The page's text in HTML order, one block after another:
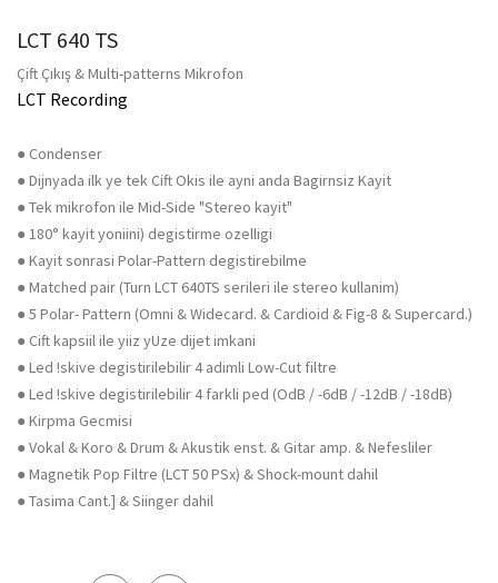
LCT 640 TS
Çift Çıkış & Multi-patterns Mikrofon
LCT Recording
● Condenser
● Dijnyada ilk ye tek Cift Okis ile ayni anda Bagirnsiz Kayit
● Tek mikrofon ile Mid-Side "Stereo kayit"
● 180° kayit yoniini) degistirme ozelligi
● Kayit sonrasi Polar-Pattern degistirebilme
● Matched pair (Turn LCT 640TS serileri ile stereo kullanim)
● 5 Polar- Pattern (Omni & Widecard. & Cardioid & Fig-8 & Supercard.)
● Cift kapsiil ile yiiz yUze dijet imkani
● Led !skive degistirilebilir 4 adimli Low-Cut filtre
● Led !skive degistirilebilir 4 farkli ped (OdB / -6dB / -12dB / -18dB)
● Kirpma Gecmisi
● Vokal & Koro & Drum & Akustik enst. & Gitar amp. & Nefesliler
● Magnetik Pop Filtre (LCT 50 PSx) & Shock-mount dahil
● Tasima Cant.] & Siinger dahil